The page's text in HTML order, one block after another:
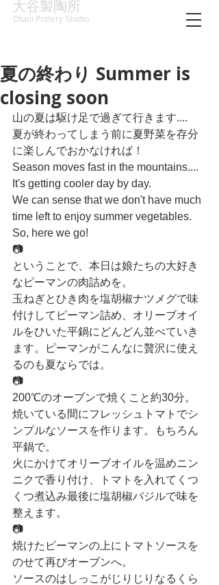
大谷製陶所
Otani Pottery Studio
夏の終わり Summer is
closing soon
山の夏は駆け足で過ぎて行きます....
夏が終わってしまう前に夏野菜を存分
に楽しんでおかなければ！
Season moves fast in the mountains....
It's getting cooler day by day.
We can sense that we don't have much
time left to enjoy summer vegetables.
So, here we go!
📷
ということで、本日は娘たちの大好き
なピーマンの肉詰めを。
玉ねぎとひき肉を塩胡椒ナツメグで味
付けしてピーマン詰め、オリーブオイ
ルをひいた平鍋にどんどん並べていき
ます。ピーマンがこんなに贅沢に使え
るのも夏ならでは。
📷
200℃のオーブンで焼くこと約30分。
焼いている間にフレッシュトマトでシ
ンプルなソースを作ります。もちろん
平鍋で。
火にかけてオリーブオイルを温めニン
ニクで香り付け、トマトを入れてくつ
くつ煮込み最後に塩胡椒バジルで味を
整えます。
📷
焼けたピーマンの上にトマトソースを
のせて再びオーブンへ。
ソースのはしっこがじりじりなるくら